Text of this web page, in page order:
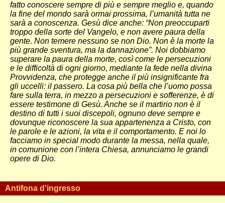
fatto conoscere sempre di più e sempre meglio e, quando
la fine del mondo sarà ormai prossima, l’umanità tutta ne
sarà a conoscenza. Gesù dice anche: “Non preoccuparti
troppo della sorte del Vangelo, e non avere paura della
gente. Non temere nessuno se non Dio. Non è la morte la
più grande sventura, ma la dannazione”. Noi dobbiamo
superare la paura della morte, così come le persecuzioni
e le difficoltà di ogni giorno, mediante la fede nella divina
Provvidenza, che protegge anche il più insignificante fra
gli uccelli: il passero. La cosa più bella che l’uomo possa
fare sulla terra, in mezzo a persecuzioni e sofferenze, è di
essere testimone di Gesù. Anche se il martirio non è il
destino di tutti i suoi discepoli, ognuno deve sempre e
dovunque riconoscere la sua appartenenza a Cristo, con
le parole e le azioni, la vita e il comportamento. E noi lo
facciamo in special modo durante la messa, nella quale,
in comunione con l’intera Chiesa, annunciamo le grandi
opere di Dio.
Antifona d'ingresso